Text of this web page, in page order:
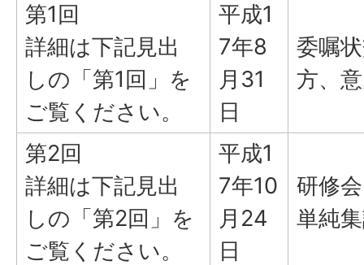
第1回
詳細は下記見出
しの「第1回」を
ご覧ください。
平成1
7年8
月31
日
委嘱
方、
第2回
詳細は下記見出
しの「第2回」を
ご覧ください。
平成1
7年10
月24
日
研修
単純